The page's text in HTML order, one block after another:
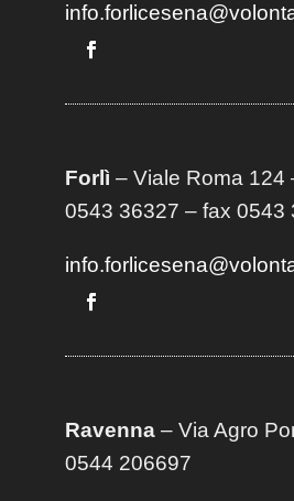
Forlì – Viale Roma 124
0543 36327 – fax 0543
Ravenna– Via Agro
0544 206697